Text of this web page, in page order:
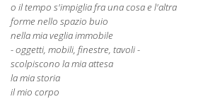
o il tempo s'impiglia fra una cosa e l'altra
forme nello spazio buio
nella mia veglia immobile
- oggetti, mobili, finestre, tavoli -
scolpiscono la mia attesa
la mia storia
il mio corpo